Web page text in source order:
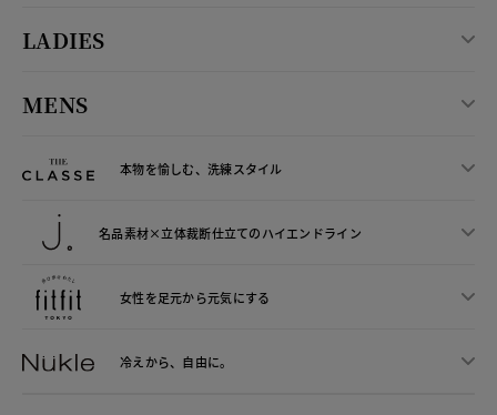
LADIES
MENS
本物を愉しむ、洗練スタイル
名品素材×立体裁断仕立てのハイエンドライン
女性を足元から元気にする
冷えから、 自由に。